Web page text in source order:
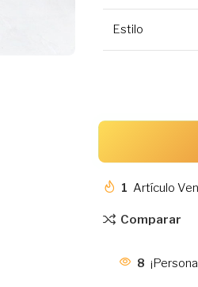
Estilo
1 Artículo
Comparar
8